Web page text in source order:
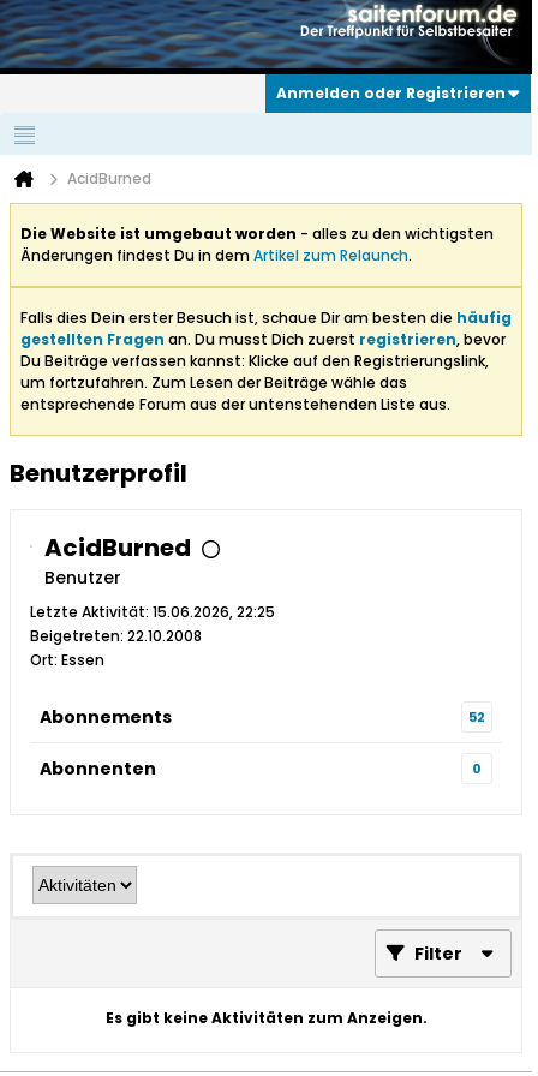
Anmelden oder Registrieren
AcidBurned
Die Website ist umgebaut worden - alles zu den wichtigsten
Änderungen findest Du in demArtikel zum Relaunch.
Falls dies Dein erster Besuch ist, schaue Dir am besten die häufig
gestellten Fragen an. Du musst Dich zuerst registrieren, bevor
Du Beiträge verfassen kannst: Klicke auf den Registrierungslink,
um fortzufahren. Zum Lesen der Beiträge wähle das
entsprechende Forum aus der untenstehenden Liste aus.
Benutzerprofil
AcidBurned
Benutzer
Letzte Aktivität: 15.06.2026, 22:25
Beigetreten: 22.10.2008
Ort: Essen
Abonnements 52
Abonnenten 0
Filter
Es gibt keine Aktivitäten zum Anzeigen.